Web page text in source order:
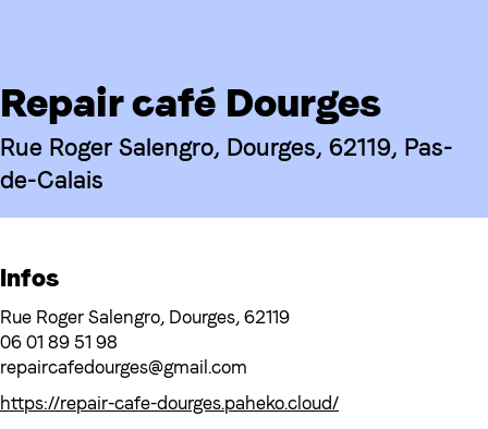
Repair café Dourges
Rue Roger Salengro, Dourges, 62119, Pas-
de-Calais
Infos
Rue Roger Salengro, Dourges, 62119
06 01 89 51 98
repaircafedourges@gmail.com
https://repair-cafe-dourges.paheko.cloud/